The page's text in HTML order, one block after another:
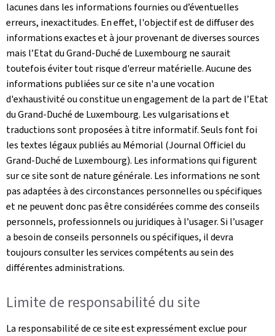
lacunes dans les informations fournies ou d’éventuelles
erreurs, inexactitudes. En effet, l'objectif est de diffuser des
informations exactes et à jour provenant de diverses sources
mais l’Etat du Grand-Duché de Luxembourg ne saurait
toutefois éviter tout risque d'erreur matérielle. Aucune des
informations publiées sur ce site n'a une vocation
d'exhaustivité ou constitue un engagement de la part de l’Etat
du Grand-Duché de Luxembourg. Les vulgarisations et
traductions sont proposées à titre informatif. Seuls font foi
les textes légaux publiés au Mémorial (Journal Officiel du
Grand-Duché de Luxembourg). Les informations qui figurent
sur ce site sont de nature générale. Les informations ne sont
pas adaptées à des circonstances personnelles ou spécifiques
et ne peuvent donc pas être considérées comme des conseils
personnels, professionnels ou juridiques à l’usager. Si l’usager
a besoin de conseils personnels ou spécifiques, il devra
toujours consulter les services compétents au sein des
différentes administrations.
Limite de responsabilité du site
La responsabilité de ce site est expressément exclue pour